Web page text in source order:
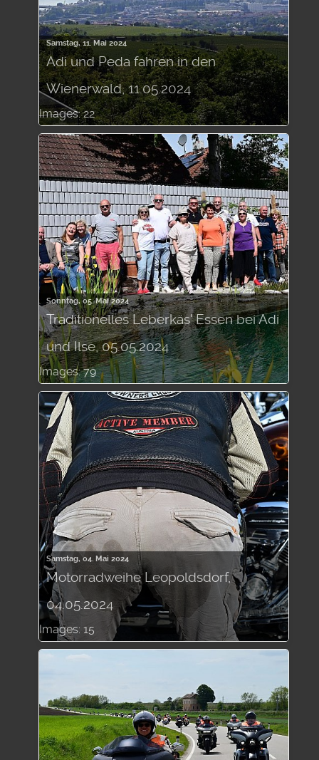
Samstag, 11. Mai 2024
Adi und Peda fahren in den
Wienerwald, 11.05.2024
Images: 22
Sonntag, 05. Mai 2024
Traditionelles Leberkäs' Essen bei Adi
und Ilse, 05.05.2024
Images: 79
Samstag, 04. Mai 2024
Motorradweihe Leopoldsdorf,
04.05.2024
Images: 15